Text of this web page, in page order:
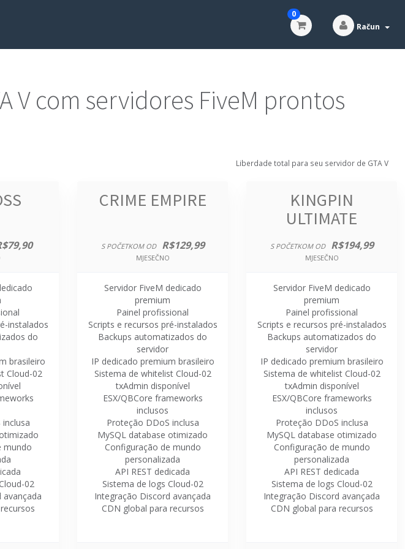
0
Račun
V com servidores FiveM prontos
Liberdade total para seu servidor de GTA V
instalados
do
brasileiro
Cloud-02
mundo
02
CRIME EMPIRE
S POČETKOM OD R$129,99
MJESEČNO
Servidor FiveM dedicado
premium
Painel profissional
Scripts e recursos pré-instalados
Backups automatizados do
servidor
IP dedicado premium brasileiro
Sistema de whitelist Cloud-02
txAdmin disponível
ESX/QBCore frameworks
inclusos
Proteção DDoS inclusa
MySQL database otimizado
Configuração de mundo
personalizada
API REST dedicada
Sistema de logs Cloud-02
Integração Discord avançada
CDN global para recursos
KINGPIN
ULTIMATE
S POČETKOM OD R$194,99
MJESEČNO
Servidor FiveM dedicado
premium
Painel profissional
Scripts e recursos pré-instalados
Backups automatizados do
servidor
IP dedicado premium brasileiro
Sistema de whitelist Cloud-02
txAdmin disponível
ESX/QBCore frameworks
inclusos
Proteção DDoS inclusa
MySQL database otimizado
Configuração de mundo
personalizada
API REST dedicada
Sistema de logs Cloud-02
Integração Discord avançada
CDN global para recursos